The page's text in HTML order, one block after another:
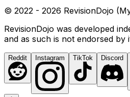
© 2022 - 2026 RevisionDojo
RevisionDojo was developed
and as such is not endorsed by
Reddit Instagram TikTok Discord